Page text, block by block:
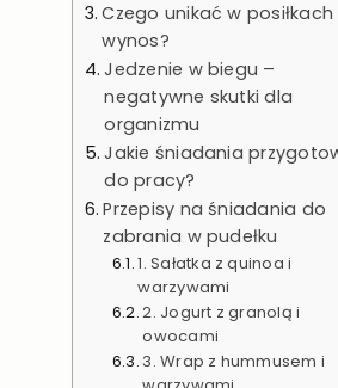
Czego unikać w posiłkach
wynos?
Jedzenie w biegu –
negatywne skutki dla
organizmu
Jakie śniadania
do pracy?
Przepisy na śniadania do
zabrania w pudełku
1. Sałatka z quinoa i
warzywami
2. Jogurt z granolą i
owocami
3. Wrap z hummusem i